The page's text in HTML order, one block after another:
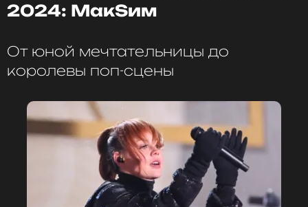
2024: МакSим
От юной мечтательницы до
королевы поп-сцены